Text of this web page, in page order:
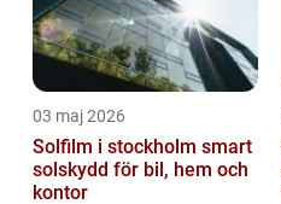
03 maj 2026
Solfilm i stockholm smart
solskydd för bil, hem och
kontor